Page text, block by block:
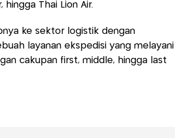
hingga Thai Lion Air.
ke sektor logistik dengan
layanan ekspedisi yang melayani
cakupan first, middle, hingga last